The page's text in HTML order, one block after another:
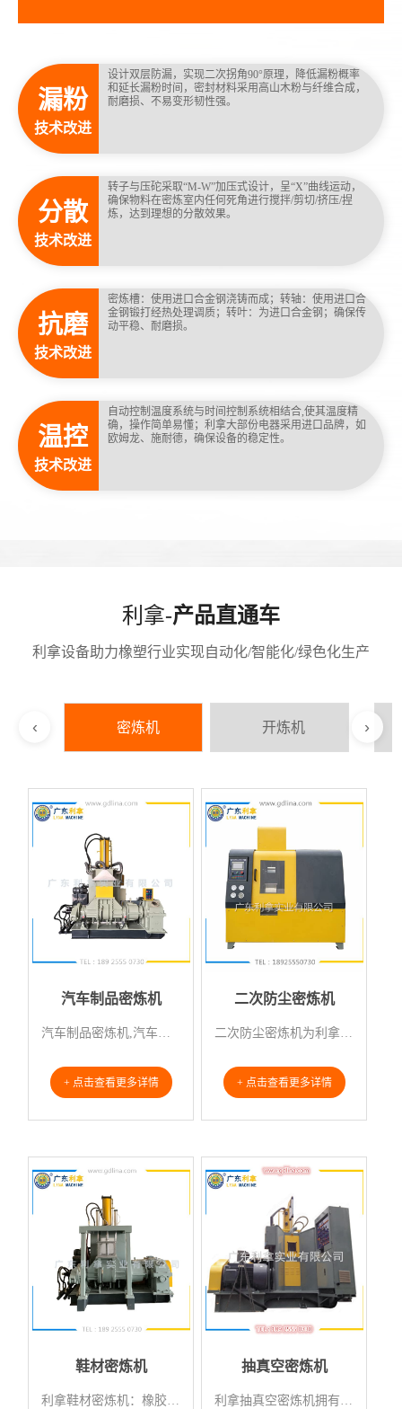
漏粉
技术改进
设计双层防漏，实现二次拐角90°原理，降低漏粉概率
和延长漏粉时间，密封材料采用高山木粉与纤维合成，
耐磨损、不易变形韧性强。
分散
技术改进
转子与压砣采取“M-W”加压式设计，呈“X”曲线运动，
确保物料在密炼室内任何死角进行搅拌/剪切/挤压/捏
炼，达到理想的分散效果。
抗磨
技术改进
密炼槽：使用进口合金钢浇铸而成；转轴：使用进口合
金钢锻打经热处理调质；转叶：为进口合金钢；确保传
动平稳、耐磨损。
温控
技术改进
自动控制温度系统与时间控制系统相结合,使其温度精
确，操作简单易懂；利拿大部份电器采用进口品牌，如
欧姆龙、施耐德，确保设备的稳定性。
利拿-产品直通车
利拿设备助力橡塑行业实现自动化/智能化/绿色化生产
密炼机 开炼机
‹ ›
汽车制品密炼机
+ 点击查看更多详情
二次防尘密炼机
+ 点击查看更多详情
鞋材密炼机
利拿鞋材密炼机：橡胶（塑料）及其它助剂在密闭、加压及温度可控条件下，进行混炼或塑炼生产效率高，物料分...
抽真空密炼机
利拿抽真空密炼机拥有国家发明专利。利拿公司以品质占领市场，以服务赢得客户，以诚信打造品牌。利拿-您身...